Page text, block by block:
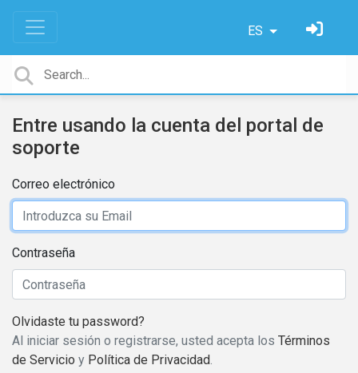
ES
Entre usando la cuenta del portal de
soporte
Correo electrónico
Contraseña
Olvidaste tu password?
Al iniciar sesión o registrarse, usted acepta los Términos
de Servicio y Política de Privacidad.